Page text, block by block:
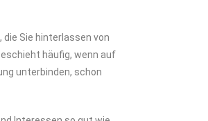
die Sie hinterlassen von
häufig, wenn auf
unterbinden, schon